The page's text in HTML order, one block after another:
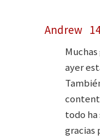
Andrew
ayer
todo
gracias